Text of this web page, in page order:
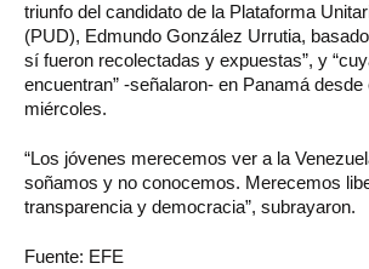
triunfo del candidato de la Plataforma
(PUD), Edmundo González Urrutia,
sí fueron recolectadas y expuestas”, y
encuentran” -señalaron- en Panamá desde
miércoles.
“Los jóvenes merecemos ver a la
soñamos y no conocemos. Merecemos
transparencia y democracia”, subrayaron.
Fuente: EFE